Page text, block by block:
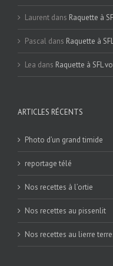
Laurent dans Raquette à
Pascal dans Raquette à
Lea dans Raquette à SFL
ARTICLES RÉCENTS
Photo d’un grand timide
reportage télé
Nos recettes à l’ortie
Nos recettes au pissenlit
Nos recettes au lierre